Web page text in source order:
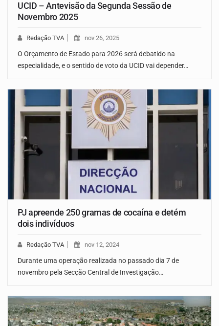
UCID – Antevisão da Segunda Sessão de
Novembro 2025
Redação TVA nov 26, 2025
O Orçamento de Estado para 2026 será debatido na
especialidade, e o sentido de voto da UCID vai depender…
PJ apreende 250 gramas de cocaína e detém
dois indivíduos
Redação TVA nov 12, 2024
Durante uma operação realizada no passado dia 7 de
novembro pela Secção Central de Investigação…